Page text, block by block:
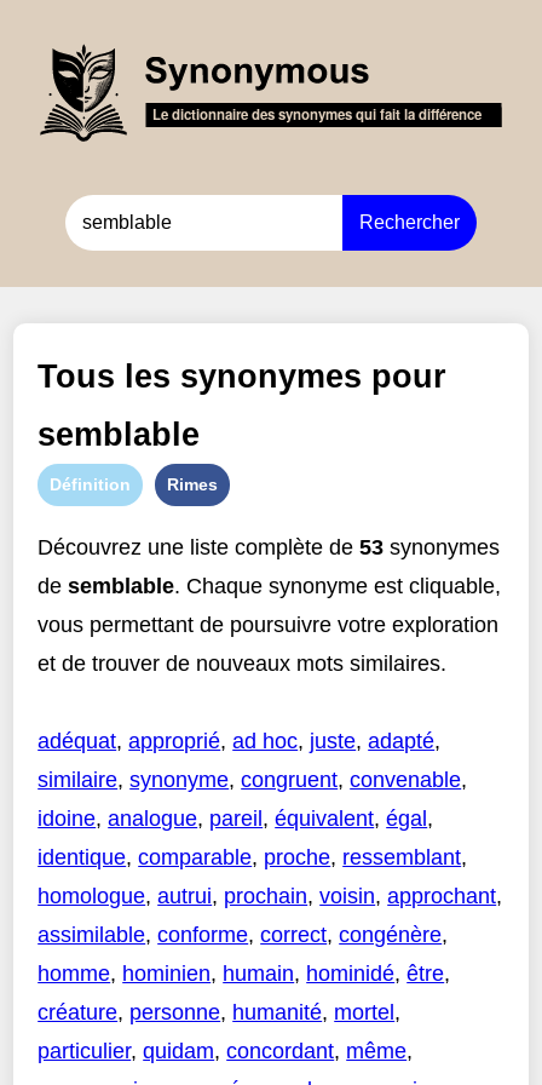
Rechercher
Tous les synonymes pour
semblable
Définition Rimes
Découvrez une liste complète de53 synonymes
desemblable. Chaque synonyme est cliquable,
vous permettant de poursuivre votre exploration
et de trouver de nouveaux mots similaires.
adéquat,approprié,ad hoc, juste,adapté,
similaire,synonyme,congruent,convenable,
idoine,analogue, pareil ,équivalent,égal ,
identique,comparable, proche, ressemblant,
homologue,autrui, prochain,voisin,approchant,
assimilable,conforme,correct,congénère,
homme, hominien, humain, hominidé,être,
créature, personne, humanité, mortel ,
particulier,quidam,concordant, même,